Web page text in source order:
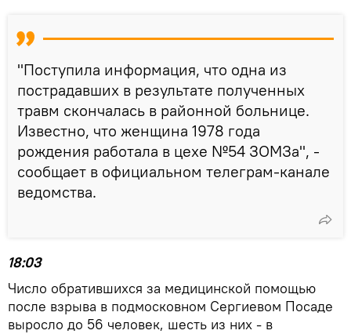
"Поступила информация, что одна из
пострадавших в результате полученных
травм скончалась в районной больнице.
Известно, что женщина 1978 года
рождения работала в цехе №54 ЗОМЗа", -
сообщает в официальном телеграм-канале
ведомства.
18:03
Число обратившихся за медицинской помощью
после взрыва в подмосковном Сергиевом Посаде
выросло до 56 человек, шесть из них - в